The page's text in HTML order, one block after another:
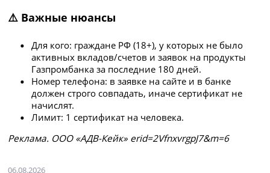
⚠️ Важные нюансы
Для кого: граждане РФ (18+), у которых не было
активных вкладов/счетов и заявок на продукты
Газпромбанка за последние 180 дней.
Номер телефона: в заявке на сайте и в банке
должен строго совпадать, иначе сертификат не
начислят.
Лимит: 1 сертификат на человека.
Рeклaмa. ООО «АДВ-Кейк» erid=2VfnxvrgpJ7&m=6
06.08.2026